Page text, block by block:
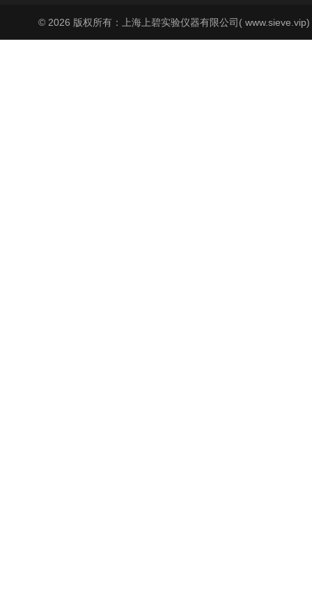
© 2026 版权所有：上海上碧实验仪器有限公司(